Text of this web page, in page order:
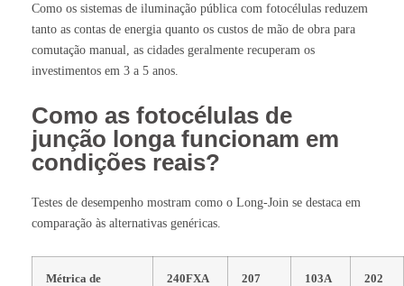
Como os sistemas de iluminação pública com fotocélulas reduzem
tanto as contas de energia quanto os custos de mão de obra para
comutação manual, as cidades geralmente recuperam os
investimentos em 3 a 5 anos.
Como as fotocélulas de
junção longa funcionam em
condições reais?
Testes de desempenho mostram como o Long-Join se destaca em
comparação às alternativas genéricas.
Métrica de
240FXA
207
103A 202